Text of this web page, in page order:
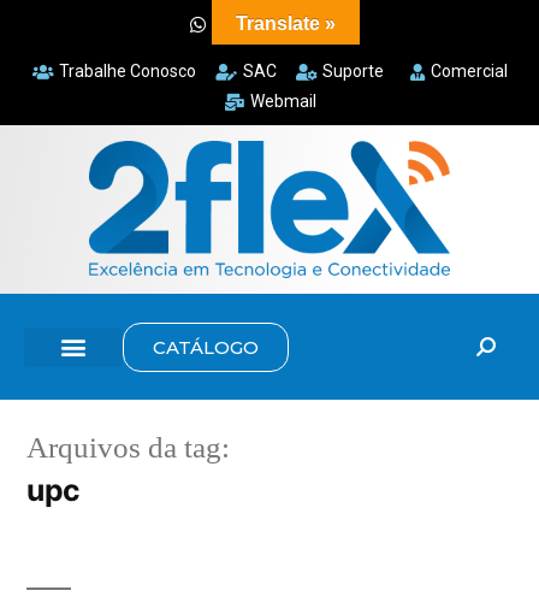
Trabalhe Conosco SAC Suporte
Comercial
Webmail
CATÁLOGO
Arquivos da tag:
upc
Translate »